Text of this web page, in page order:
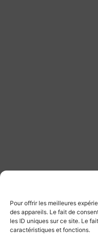
Pour offrir les meilleures
des appareils. Le fait de
les ID uniques sur ce site. Le
caractéristiques et fonctions.